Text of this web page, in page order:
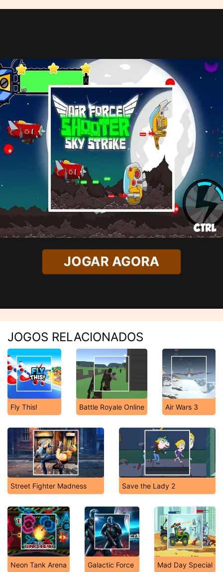
JOGAR AGORA
JOGOS RELACIONADOS
Fly This! Battle Royale Online Air Wars 3
Street Fighter Madness Save the Lady 2
Neon Tank Arena Galactic Force Mad Day Special